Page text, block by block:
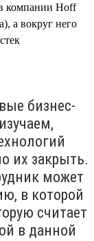
компании Hoff
а вокруг него
бизнес-
их закрыть.
может
в которой
считает
в данной